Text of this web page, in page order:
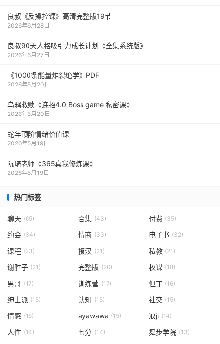
良叔《反操控课》高清完整版19节
2026年6月28日
良叔90天人格吸引力成长计划《全集系统版》
2026年6月27日
《1000‮能条‬‎量‮裂炸‬‎绝学》PDF
2026年5月20日
乌鸦救赎《连招4.0 Boss game 私密课》
2026年5月20日
蛇年顶阶情绪价值课
2026年5月19日
阮琦老师《365真我修炼课》
2026年5月19日
热门标签
聊天 (65) 合集 (43) 付费 (35)
约会 (34) 情商 (33) 电子书 (32)
课程 (23) 撩汉 (21) 私教 (21)
谢胜子 (21) 完整版 (20) 权谋 (18)
男哥 (17) 训练营 (17) 但丁 (16)
绅士派 (15) 认知 (15) 社交 (15)
情感 (15) ayawawa (15) 浪ji (14)
人性 (14) 七分 (14) 舞步学院 (13)